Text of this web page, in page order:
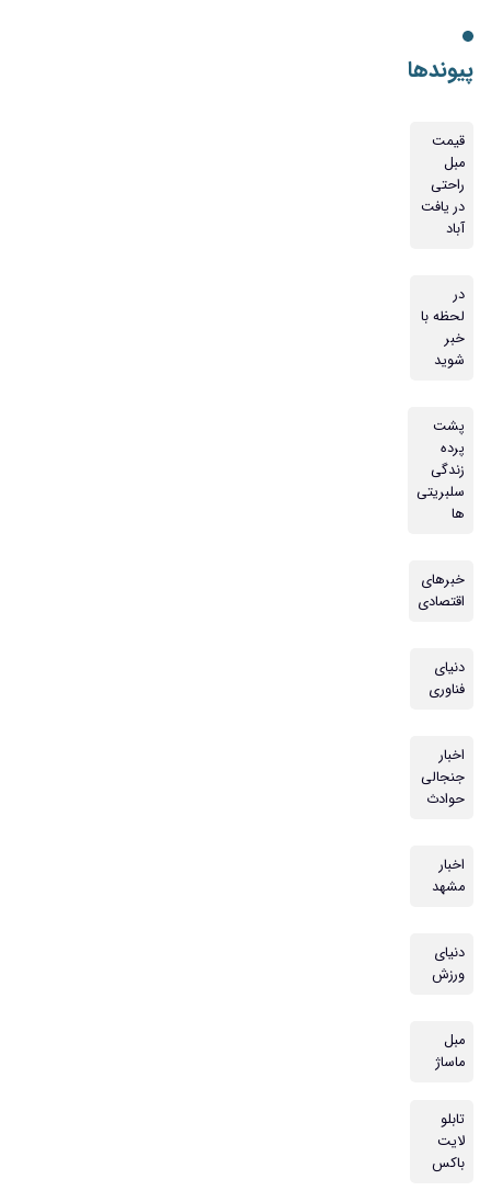
پیوندها
قیمت
مبل
راحتی
در یافت
آباد
در
لحظه با
خبر
شوید
پشت
پرده
زندگی
سلبریتی
ها
خبرهای
اقتصادی
دنیای
فناوری
اخبار
جنجالی
حوادث
اخبار
مشهد
دنیای
ورزش
مبل
ماساژ
تابلو
لایت
باکس